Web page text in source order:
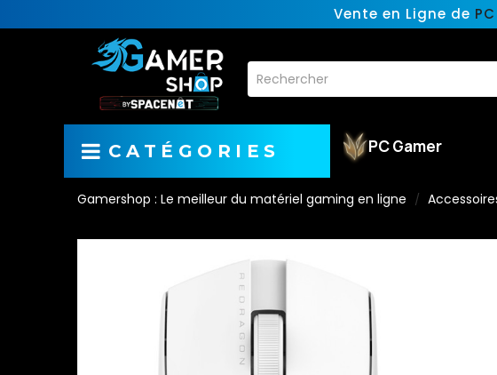
Vente en Ligne de
CATÉGORIES PC Gamer
Gamershop : Le meilleur du matériel gaming en ligne